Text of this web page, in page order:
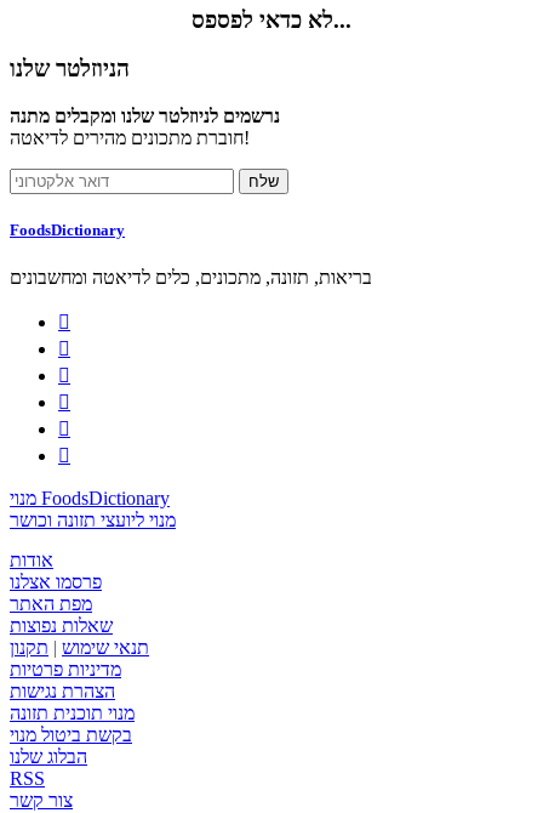
לא כדאי לפספס...
הניוזלטר שלנו
נרשמים לניוזלטר שלנו ומקבלים מתנה
חוברת מתכונים מהירים לדיאטה!
FoodsDictionary
בריאות, תזונה, מתכונים, כלים לדיאטה ומחשבונים






מנוי FoodsDictionary
מנוי ליועצי תזונה וכושר
אודות
פרסמו אצלנו
מפת האתר
שאלות נפוצות
תנאי שימוש | תקנון
מדיניות פרטיות
הצהרת נגישות
מנוי תוכנית תזונה
בקשת ביטול מנוי
הבלוג שלנו
RSS
צור קשר